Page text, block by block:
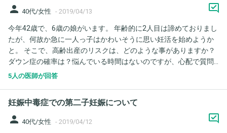
配でいます。 36週まで張り止めをのんでいたので運動できなかっ
か。 36週検診でリトドリン解除となりました このままでは計画的
に早くうむことになりそうでつらいです。できるなら陣痛促進剤
ではない、赤ちゃん自身でのタイミングでうみたいです。 妊娠糖
尿病のため、巨大化したとかんがえてしまいますが、医者は成長
曲線範囲内といいます。
person 40代/女性 - 2019/04/13
今年42歳で、6歳の娘がいます。 年齢的に2人目は諦めておりまし
たが、何故か急に一人っ子はかわいそうに思い妊活を始めようか
と。 そこで、高齢出産のリスクは、どのような事がありますか？
ダウン症の確率は？悩んでいる時間はないのですが、心配で質問
させて頂きました！
5人の医師が回答
妊娠中毒症での第二子妊娠について
person 40代/女性 - 2019/04/12